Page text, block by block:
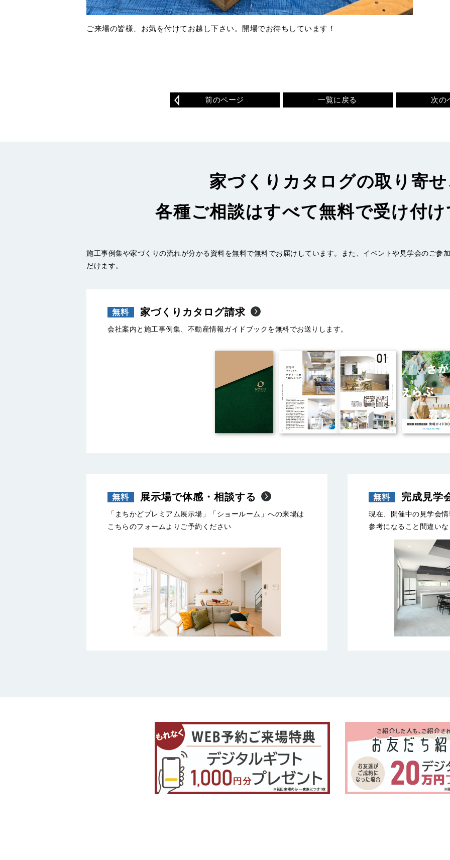
ご来場の皆様、お気を付けてお越し下さい。開場でお待ちしています！
前のページ 一覧に戻る 次の
家づくりカタログの取り寄せ
各種ご相談はすべて無料で受け付
施工事例集や家づくりの流れが分かる資料を無料で無料でお届けしています。また、イベントや見学会のご参
だけます。
家づくりカタログ請求
会社案内と施工事例集、不動産情報ガイドブックを無料でお送りします。
展示場で体感・相談する
「まちかどプレミアム展示場」「ショールーム」への来場は
こちらのフォームよりご予約ください
完成見学
現在、開催中の見学会
参考になること間違い